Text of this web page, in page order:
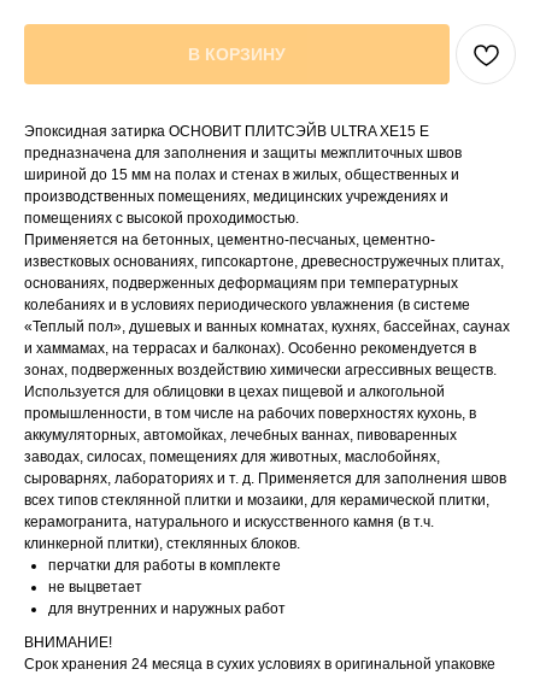
В КОРЗИНУ
Эпоксидная затирка ОСНОВИТ ПЛИТСЭЙВ ULTRA ХE15 Е
предназначена для заполнения и защиты межплиточных швов
шириной до 15 мм на полах и стенах в жилых, общественных и
производственных помещениях, медицинских учреждениях и
помещениях с высокой проходимостью.
Применяется на бетонных, цементно-песчаных, цементно-
известковых основаниях, гипсокартоне, древесностружечных плитах,
основаниях, подверженных деформациям при температурных
колебаниях и в условиях периодического увлажнения (в системе
«Теплый пол», душевых и ванных комнатах, кухнях, бассейнах, саунах
и хаммамах, на террасах и балконах). Особенно рекомендуется в
зонах, подверженных воздействию химически агрессивных веществ.
Используется для облицовки в цехах пищевой и алкогольной
промышленности, в том числе на рабочих поверхностях кухонь, в
аккумуляторных, автомойках, лечебных ваннах, пивоваренных
заводах, силосах, помещениях для животных, маслобойнях,
сыроварнях, лабораториях и т. д. Применяется для заполнения швов
всех типов стеклянной плитки и мозаики, для керамической плитки,
керамогранита, натурального и искусственного камня (в т.ч.
клинкерной плитки), стеклянных блоков.
перчатки для работы в комплекте
не выцветает
для внутренних и наружных работ
ВНИМАНИЕ!
Срок хранения 24 месяца в сухих условиях в оригинальной упаковке